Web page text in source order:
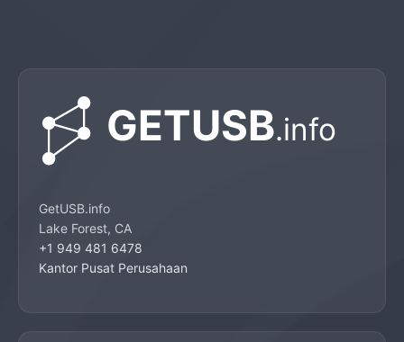
GetUSB.info
Lake Forest, CA
+1 949 481 6478
Kantor Pusat Perusahaan